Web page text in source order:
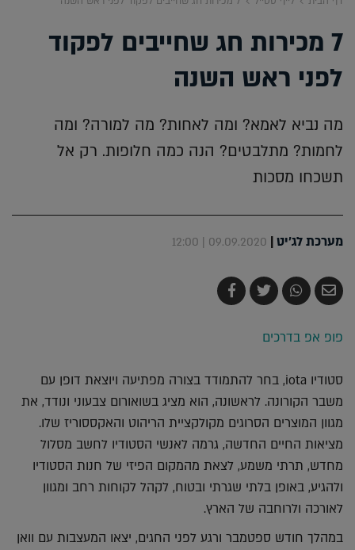
7 מכירות חג שחייבים לפקוד
לפני ראש השנה
מה נביא לאמא? ומה לאחות? מה למורה? ומה
לחמות? מתלבטים? הנה כמה חלופות. רק אל
תשכחו מסכות
מערכת לג'יט|
09.09.2020 | 12:00
שלח
בדואר
שתף
ב-
צייץ
ב-
שתף
ב-
פופ אפ בדרכים
סטודיו iota, בחר להתמודד בצורה מפתיעה ויוצאת דופן עם
משבר הקורונה. לראשונה, הוא מציג בשואורום צבעוני ונודד, את
מגוון המוצרים הסרוגים מקולקציית הריהוט והאקססוריז שלו.
מציאות החיים החדשה, גרמה לאנשי הסטודיו לחשב מסלול
מחדש, תרתי משמע, לצאת מהמקום הפיזי של חנות הסטודיו
ולהגיע, באופן בלתי שגרתי ובטוח, לקהל לקוחות רחב ומגוון
לאורכה ולרוחבה של הארץ.
במהלך חודש ספטמבר ורגע לפני החגים, יצאו המעצבות עם וואן